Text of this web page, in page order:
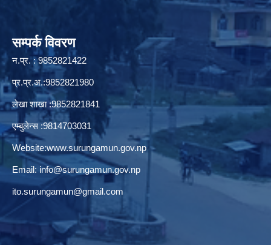
सम्पर्क विवरण
न.प्र. : 9852821422
प्र.प्र.अ.:9852821980
लेखा शाखा :9852821841
एम्बुलेन्स :9814703031
Website:www.surungamun.gov.np
Email: info@surungamun.gov.np
ito.surungamun@gmail.com